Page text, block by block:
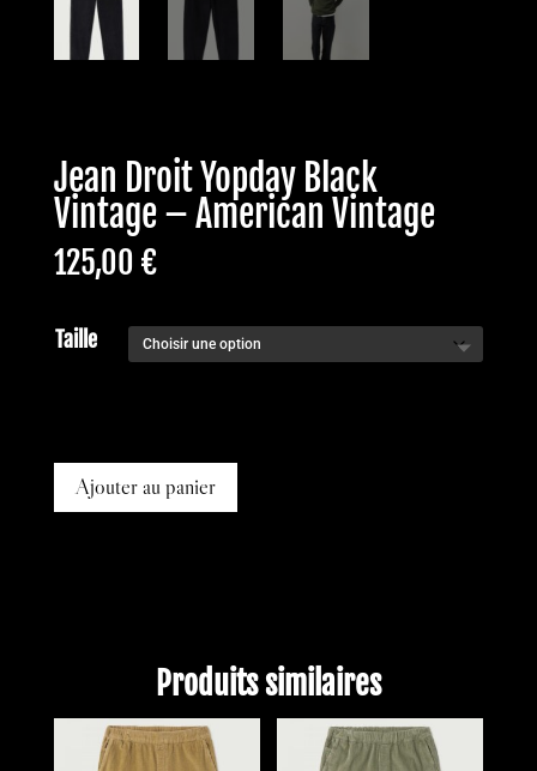
Jean Droit Yopday Black
Vintage – American Vintage
125,00 €
Taille
Ajouter au panier
Produits similaires